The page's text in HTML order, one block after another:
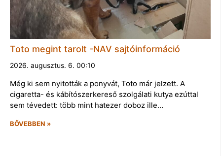
Toto megint tarolt -NAV sajtóinformáció
2026. augusztus. 6. 00:10
Még ki sem nyitották a ponyvát, Toto már jelzett. A
cigaretta- és kábítószerkereső szolgálati kutya ezúttal
sem tévedett: több mint hatezer doboz ille…
BŐVEBBEN »